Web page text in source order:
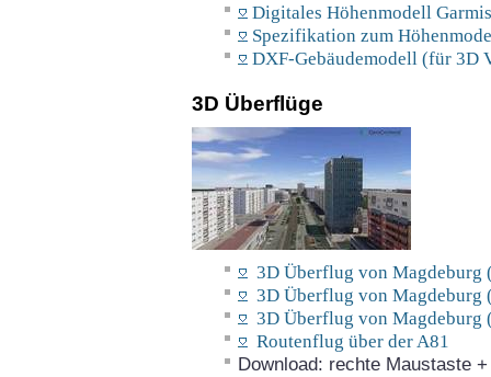
Digitales Höhenmodell
Spezifikation zum
DXF-Gebäudemodell (für 3D
3D Überflüge
3D Überflug von Magdeburg
3D Überflug von
3D Überflug von Magdeburg
Routenflug über der A81
Download: rechte Maustaste